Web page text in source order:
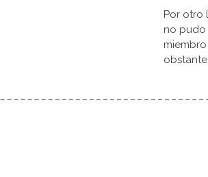
Por otro
no pudo